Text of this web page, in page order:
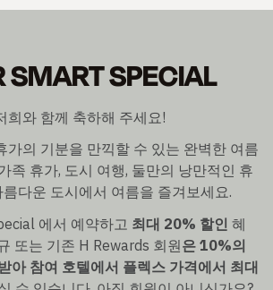
SPECIAL
희와 함께 축하해 주세요!
가의 기분을 만끽할 수 있는 완벽한 여름
족 휴가, 도시 여행, 둘만의 낭만적인 휴
다운 도시에서 여름을 즐겨보세요.
에서 예약하고 최대 20% 할인 혜
또는 기존 H Rewards 회원은 10%의
아 참여 호텔에서 플렉스 가격에서 최대